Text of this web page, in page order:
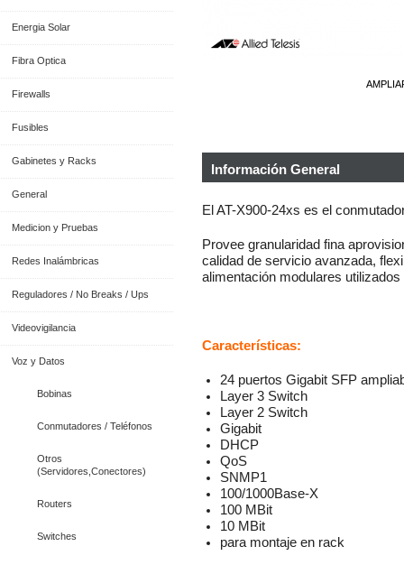
Energia Solar
Fibra Optica
Firewalls
Fusibles
Gabinetes y Racks
General
Medicion y Pruebas
Redes Inalámbricas
Reguladores / No Breaks / Ups
Videovigilancia
Voz y Datos
Bobinas
Conmutadores / Teléfonos
Otros
(Servidores,Conectores)
Routers
Switches
Información General
El AT-X900-24xs es el
Provee granularidad fina
calidad de servicio avanzada,
alimentación modulares
Características:
24 puertos Gigabit SFP
Layer 3 Switch
Layer 2 Switch
Gigabit
DHCP
QoS
SNMP1
100/1000Base-X
100 MBit
10 MBit
para montaje en rack